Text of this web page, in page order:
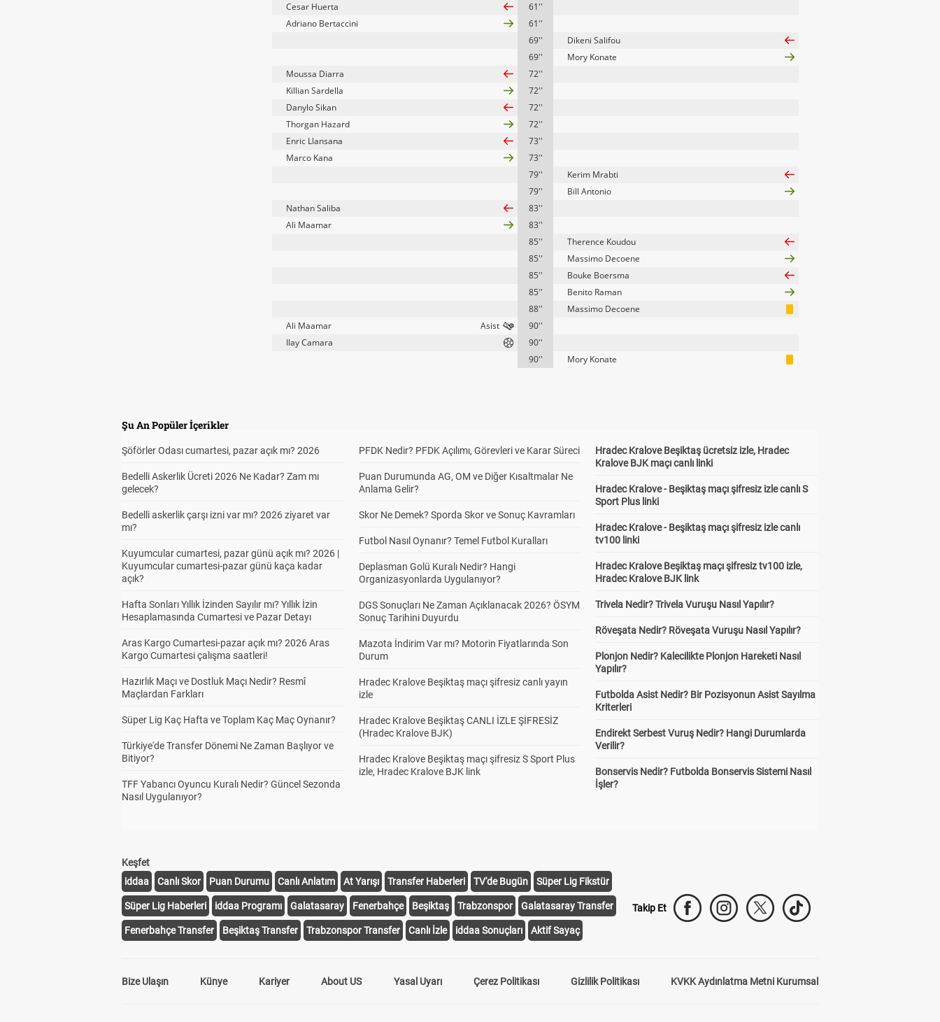
Cesar Huerta
61''
Adriano Bertaccini
61''
69''
Dikeni Salifou
69''
Mory Konate
Moussa Diarra
72''
Killian Sardella
72''
Danylo Sikan
72''
Thorgan Hazard
72''
Enric Llansana
73''
Marco Kana
73''
79''
Kerim Mrabti
79''
Bill Antonio
Nathan Saliba
83''
Ali Maamar
83''
85''
Therence Koudou
85''
Massimo Decoene
85''
Bouke Boersma
85''
Benito Raman
88''
Massimo Decoene
Ali Maamar
90''
Ilay Camara
90''
90''
Mory Konate
Şu An Popüler İçerikler
Şöförler Odası cumartesi, pazar açık mı? 2026
Bedelli Askerlik Ücreti 2026 Ne Kadar? Zam mı
gelecek?
Bedelli askerlik çarşı izni var mı? 2026 ziyaret var
mı?
Kuyumcular cumartesi, pazar günü açık mı? 2026 |
Kuyumcular cumartesi-pazar günü kaça kadar
açık?
Hafta Sonları Yıllık İzinden Sayılır mı? Yıllık İzin
Hesaplamasında Cumartesi ve Pazar Detayı
Aras Kargo Cumartesi-pazar açık mı? 2026 Aras
Kargo Cumartesi çalışma saatleri!
Hazırlık Maçı ve Dostluk Maçı Nedir? Resmî
Maçlardan Farkları
Süper Lig Kaç Hafta ve Toplam Kaç Maç Oynanır?
Türkiye'de Transfer Dönemi Ne Zaman Başlıyor ve
Bitiyor?
TFF Yabancı Oyuncu Kuralı Nedir? Güncel Sezonda
Nasıl Uygulanıyor?
PFDK Nedir? PFDK Açılımı, Görevleri ve Karar Süreci
Puan Durumunda AG, OM ve Diğer Kısaltmalar Ne
Anlama Gelir?
Skor Ne Demek? Sporda Skor ve Sonuç Kavramları
Futbol Nasıl Oynanır? Temel Futbol Kuralları
Deplasman Golü Kuralı Nedir? Hangi
Organizasyonlarda Uygulanıyor?
DGS Sonuçları Ne Zaman Açıklanacak 2026? ÖSYM
Sonuç Tarihini Duyurdu
Mazota İndirim Var mı? Motorin Fiyatlarında Son
Durum
Hradec Kralove Beşiktaş maçı şifresiz canlı yayın
izle
Hradec Kralove Beşiktaş CANLI İZLE ŞİFRESİZ
(Hradec Kralove BJK)
Hradec Kralove Beşiktaş maçı şifresiz S Sport Plus
izle, Hradec Kralove BJK link
Hradec Kralove Beşiktaş ücretsiz izle, Hradec
Kralove BJK maçı canlı linki
Hradec Kralove - Beşiktaş maçı şifresiz izle canlı S
Sport Plus linki
Hradec Kralove - Beşiktaş maçı şifresiz izle canlı
tv100 linki
Hradec Kralove Beşiktaş maçı şifresiz tv100 izle,
Hradec Kralove BJK link
Trivela Nedir? Trivela Vuruşu Nasıl Yapılır?
Röveşata Nedir? Röveşata Vuruşu Nasıl Yapılır?
Plonjon Nedir? Kalecilikte Plonjon Hareketi Nasıl
Yapılır?
Futbolda Asist Nedir? Bir Pozisyonun Asist Sayılma
Kriterleri
Endirekt Serbest Vuruş Nedir? Hangi Durumlarda
Verilir?
Bonservis Nedir? Futbolda Bonservis Sistemi Nasıl
İşler?
Keşfet
iddaa
Canlı Skor Puan Durumu Canlı Anlatım At Yarışı Transfer Haberleri TV'de Bugün Süper Lig Fikstür
Süper Lig Haberleri iddaa Programı Galatasaray Fenerbahçe Beşiktaş Trabzonspor Galatasaray Transfer
Fenerbahçe Transfer Beşiktaş Transfer Trabzonspor Transfer Canlı İzle iddaa Sonuçları Aktif Sayaç
Takip Et
Bize Ulaşın Künye Kariyer About US Yasal Uyarı Çerez Politikası Gizlilik Politikası KVKK Aydınlatma Metni Kurumsal